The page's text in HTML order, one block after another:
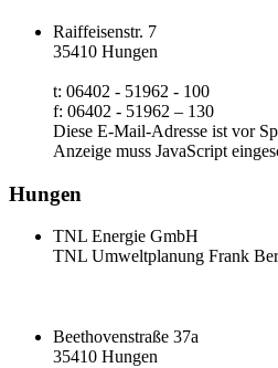
Raiffeisenstr. 7
35410 Hungen
t: 06402 - 51962 - 100
f: 06402 - 51962 – 130
Diese E-Mail-Adresse ist vor
Anzeige muss JavaScript
Hungen
TNL Energie GmbH
TNL Umweltplanung Frank
Beethovenstraße 37a
35410 Hungen